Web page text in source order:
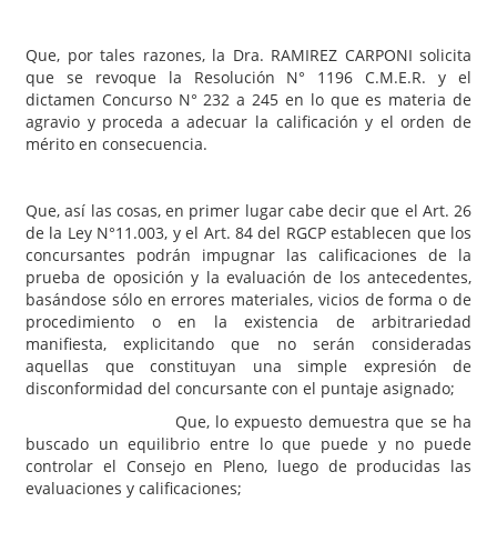
Que, por tales razones, la Dra. RAMIREZ CARPONI solicita
que se revoque la Resolución N° 1196 C.M.E.R. y el
dictamen Concurso N° 232 a 245 en lo que es materia de
agravio y proceda a adecuar la calificación y el orden de
mérito en consecuencia.
Que, así las cosas, en primer lugar cabe decir que el Art. 26
de la Ley N°11.003, y el Art. 84 del RGCP establecen que los
concursantes podrán impugnar las calificaciones de la
prueba de oposición y la evaluación de los antecedentes,
basándose sólo en errores materiales, vicios de forma o de
procedimiento o en la existencia de arbitrariedad
manifiesta, explicitando que no serán consideradas
aquellas que constituyan una simple expresión de
disconformidad del concursante con el puntaje asignado;
Que, lo expuesto demuestra que se ha
buscado un equilibrio entre lo que puede y no puede
controlar el Consejo en Pleno, luego de producidas las
evaluaciones y calificaciones;